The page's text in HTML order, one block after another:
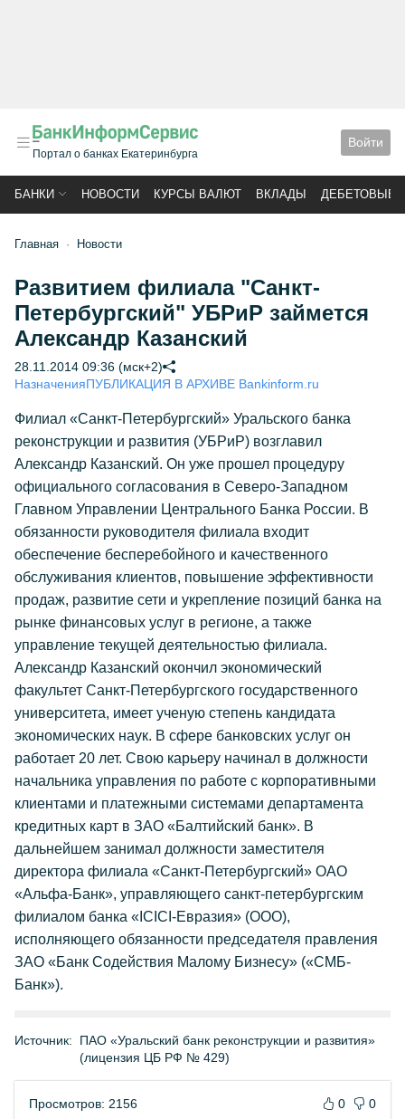
Портал о банках Екатеринбурга
Войти
БАНКИ НОВОСТИ КУРСЫ ВАЛЮТ ВКЛАДЫ ДЕБЕТОВЫЕ
Главная Новости
Развитием филиала "Санкт-
Петербургский" УБРиР займется
Александр Казанский
28.11.2014 09:36 (мск+2)
НазначенияПУБЛИКАЦИЯ В АРХИВЕ Bankinform.ru
Филиал «Санкт-Петербургский» Уральского банка
реконструкции и развития (УБРиР) возглавил
Александр Казанский. Он уже прошел процедуру
официального согласования в Северо-Западном
Главном Управлении Центрального Банка России. В
обязанности руководителя филиала входит
обеспечение бесперебойного и качественного
обслуживания клиентов, повышение эффективности
продаж, развитие сети и укрепление позиций банка на
рынке финансовых услуг в регионе, а также
управление текущей деятельностью филиала.
Александр Казанский окончил экономический
факультет Санкт-Петербургского государственного
университета, имеет ученую степень кандидата
экономических наук. В сфере банковских услуг он
работает 20 лет. Свою карьеру начинал в должности
начальника управления по работе с корпоративными
клиентами и платежными системами департамента
кредитных карт в ЗАО «Балтийский банк». В
дальнейшем занимал должности заместителя
директора филиала «Санкт-Петербургский» ОАО
«Альфа-Банк», управляющего санкт-петербургским
филиалом банка «ICICI-Евразия» (ООО),
исполняющего обязанности председателя правления
ЗАО «Банк Содействия Малому Бизнесу» («СМБ-
Банк»).
Источник:
ПАО «Уральский банк реконструкции и развития»
(лицензия ЦБ РФ № 429)
Просмотров: 2156 0 0